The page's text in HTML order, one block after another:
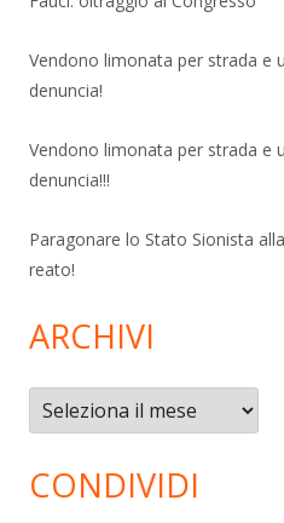
Vendono limonata per strada e
denuncia!
Vendono limonata per strada e
denuncia!!!
Paragonare lo Stato Sionista
reato!
ARCHIVI
Archivi
CONDIVIDI